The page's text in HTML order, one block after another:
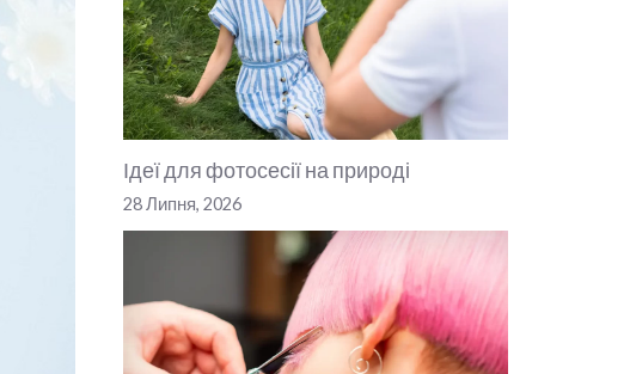
Ідеї для фотосесії на природі
28 Липня, 2026